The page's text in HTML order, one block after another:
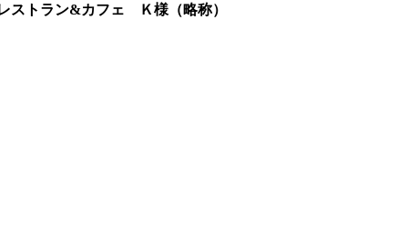
ストラン&カフェ Ｋ様（略称）